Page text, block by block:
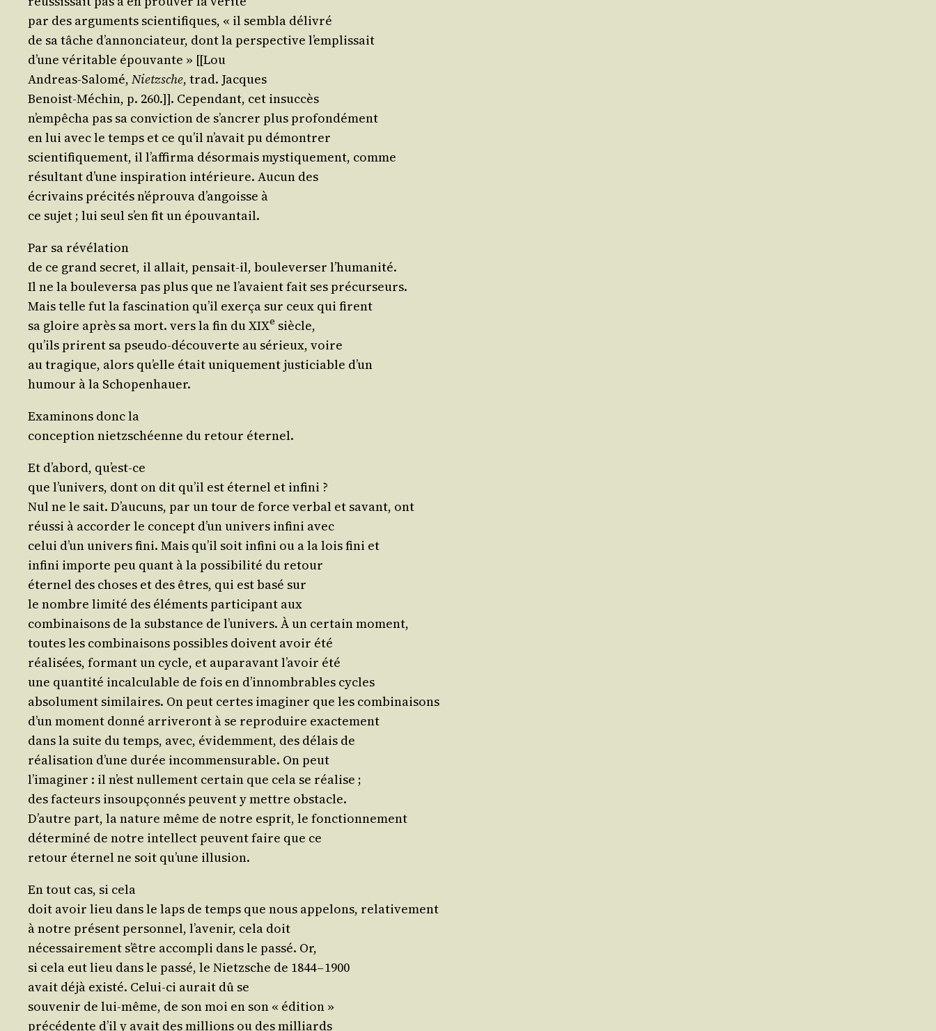
par des argu­ments scien­ti­fiques, « il sem­bla délivré
de sa tâche d’an­non­cia­teur, dont la pers­pec­tive l’emplissait
d’une véri­table épou­vante » [[Lou
Andreas-Salo­mé, Nietzsche, trad. Jacques
Benoist-Méchin, p. 260.]]. Cepen­dant, cet insuccès
n’empêcha pas sa convic­tion de s’an­crer plus profondément
en lui avec le temps et ce qu’il n’a­vait pu démontrer
scien­ti­fi­que­ment, il l’af­fir­ma désor­mais mys­ti­que­ment, comme
résul­tant d’une ins­pi­ra­tion inté­rieure. Aucun des
écri­vains pré­ci­tés n’é­prou­va d’an­goisse à
ce sujet ; lui seul s’en fit un épouvantail.
Par sa révélation
de ce grand secret, il allait, pen­sait-il, bou­le­ver­ser l’humanité.
Il ne la bou­le­ver­sa pas plus que ne l’a­vaient fait ses précurseurs.
Mais telle fut la fas­ci­na­tion qu’il exer­ça sur ceux qui firent
sa gloire après sa mort. vers la fin du XIXe siècle,
qu’ils prirent sa pseu­do-décou­verte au sérieux, voire
au tra­gique, alors qu’elle était uni­que­ment jus­ti­ciable d’un
humour à la Schopenhauer.
Exa­mi­nons donc la
concep­tion nietz­schéenne du retour éternel.
Et d’a­bord, qu’est-ce
que l’u­ni­vers, dont on dit qu’il est éter­nel et infini ?
Nul ne le sait. D’au­cuns, par un tour de force ver­bal et savant, ont
réus­si à accor­der le concept d’un uni­vers infi­ni avec
celui d’un uni­vers fini. Mais qu’il soit infi­ni ou a la lois fini et
infi­ni importe peu quant à la pos­si­bi­li­té du retour
éter­nel des choses et des êtres, qui est basé sur
le nombre limi­té des élé­ments par­ti­ci­pant aux
com­bi­nai­sons de la sub­stance de l’u­ni­vers. À un cer­tain moment,
toutes les com­bi­nai­sons pos­sibles doivent avoir été
réa­li­sées, for­mant un cycle, et aupa­ra­vant l’a­voir été
une quan­ti­té incal­cu­lable de fois en d’in­nom­brables cycles
abso­lu­ment simi­laires. On peut certes ima­gi­ner que les combinaisons
d’un moment don­né arri­ve­ront à se repro­duire exactement
dans la suite du temps, avec, évi­dem­ment, des délais de
réa­li­sa­tion d’une durée incom­men­su­rable. On peut
l’i­ma­gi­ner : il n’est nul­le­ment cer­tain que cela se réalise ;
des fac­teurs insoup­çon­nés peuvent y mettre obstacle.
D’autre part, la nature même de notre esprit, le fonctionnement
déter­mi­né de notre intel­lect peuvent faire que ce
retour éter­nel ne soit qu’une illusion.
En tout cas, si cela
doit avoir lieu dans le laps de temps que nous appe­lons, relativement
à notre pré­sent per­son­nel, l’a­ve­nir, cela doit
néces­sai­re­ment s’être accom­pli dans le pas­sé. Or,
si cela eut lieu dans le pas­sé, le Nietzsche de 1844 – 1900
avait déjà exis­té. Celui-ci aurait dû se
sou­ve­nir de lui-même, de son moi en son « édition »
pré­cé­dente d’il y avait des mil­lions ou des milliards